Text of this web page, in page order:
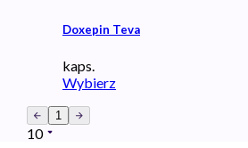
Doxepin Teva
kaps.
Wybierz
1
10